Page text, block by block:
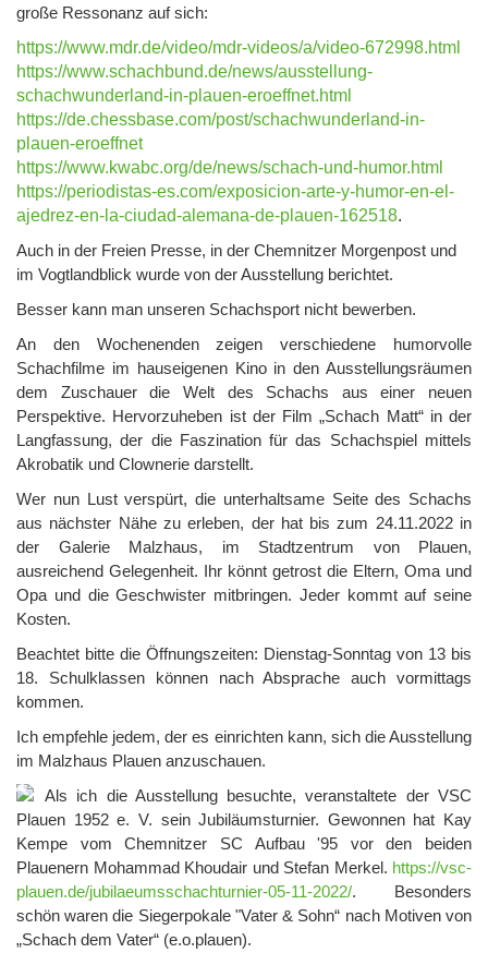
große Ressonanz auf sich:
https://www.mdr.de/video/mdr-videos/a/video-672998.html
https://www.schachbund.de/news/ausstellung-
schachwunderland-in-plauen-eroeffnet.html
https://de.chessbase.com/post/schachwunderland-in-
plauen-eroeffnet
https://www.kwabc.org/de/news/schach-und-humor.html
https://periodistas-es.com/exposicion-arte-y-humor-en-el-
ajedrez-en-la-ciudad-alemana-de-plauen-162518.
Auch in der Freien Presse, in der Chemnitzer Morgenpost und
im Vogtlandblick wurde von der Ausstellung berichtet.
Besser kann man unseren Schachsport nicht bewerben.
An den Wochenenden zeigen verschiedene humorvolle
Schachfilme im hauseigenen Kino in den Ausstellungsräumen
dem Zuschauer die Welt des Schachs aus einer neuen
Perspektive. Hervorzuheben ist der Film „Schach Matt“ in der
Langfassung, der die Faszination für das Schachspiel mittels
Akrobatik und Clownerie darstellt.
Wer nun Lust verspürt, die unterhaltsame Seite des Schachs
aus nächster Nähe zu erleben, der hat bis zum 24.11.2022 in
der Galerie Malzhaus, im Stadtzentrum von Plauen,
ausreichend Gelegenheit. Ihr könnt getrost die Eltern, Oma und
Opa und die Geschwister mitbringen. Jeder kommt auf seine
Kosten.
Beachtet bitte die Öffnungszeiten: Dienstag-Sonntag von 13 bis
18. Schulklassen können nach Absprache auch vormittags
kommen.
Ich empfehle jedem, der es einrichten kann, sich die Ausstellung
im Malzhaus Plauen anzuschauen.
Als ich die Ausstellung besuchte, veranstaltete der VSC
Plauen 1952 e. V. sein Jubiläumsturnier. Gewonnen hat Kay
Kempe vom Chemnitzer SC Aufbau '95 vor den beiden
Plauenern Mohammad Khoudair und Stefan Merkel. https://vsc-
plauen.de/jubilaeumsschachturnier-05-11-2022/. Besonders
schön waren die Siegerpokale "Vater & Sohn“ nach Motiven von
„Schach dem Vater“ (e.o.plauen).